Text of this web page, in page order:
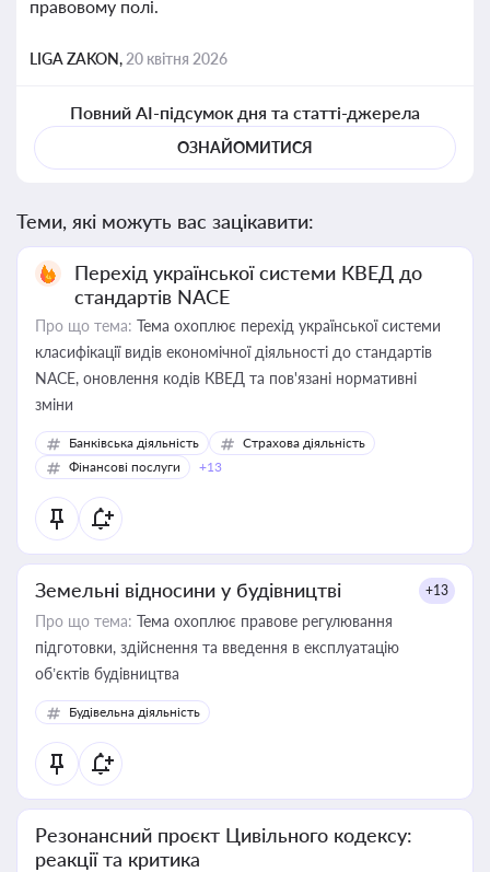
правовому полі.
LIGA ZAKON, 20 квітня 2026
Повний AI-підсумок дня та статті-джерела
ОЗНАЙОМИТИСЯ
Теми, які можуть вас зацікавити:
Перехід української системи КВЕД до
стандартів NACE
Про що тема: Тема охоплює перехід української системи
класифікації видів економічної діяльності до стандартів
NACE, оновлення кодів КВЕД та пов'язані нормативні
зміни
Банківська діяльність
Страхова діяльність
Фінансові послуги
+13
Земельні відносини у будівництві +13
Про що тема: Тема охоплює правове регулювання
підготовки, здійснення та введення в експлуатацію
об’єктів будівництва
Будівельна діяльність
Резонансний проєкт Цивільного кодексу:
реакції та критика